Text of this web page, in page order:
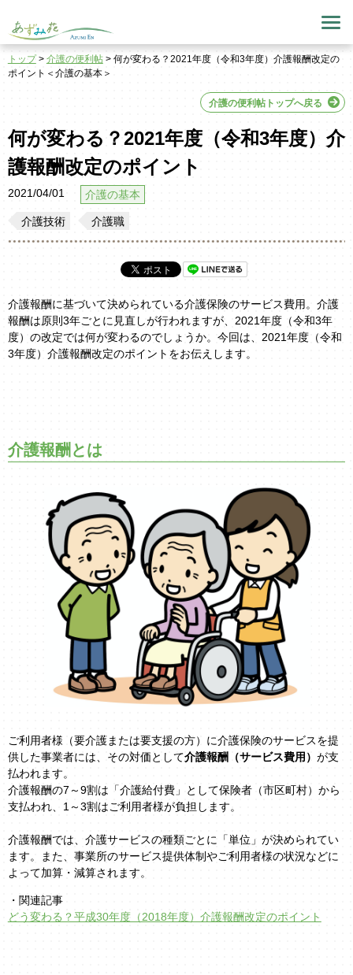
トップ> 介護の便利帖> 何が変わる？2021年度（令和3年度）介護報酬改定の
ポイント＜介護の基本＞
介護の便利帖トップへ戻る
何が変わる？2021年度（令和3年度）介
護報酬改定のポイント
2021/04/01 介護の基本
介護技術 介護職
介護報酬に基づいて決められている介護保険のサービス費用。介護
報酬は原則3年ごとに見直しが行われますが、2021年度（令和3年
度）の改定では何が変わるのでしょうか。今回は、2021年度（令和
3年度）介護報酬改定のポイントをお伝えします。
介護報酬とは
ご利用者様（要介護または要支援の方）に介護保険のサービスを提
供した事業者には、その対価として介護報酬（サービス費用） が支
払われます。
介護報酬の7～9割は「介護給付費」として保険者（市区町村）から
支払われ、1～3割はご利用者様が負担します。
介護報酬では、介護サービスの種類ごとに「単位」が決められてい
ます。また、事業所のサービス提供体制やご利用者様の状況などに
よって加算・減算されます。
・関連記事
どう変わる？平成30年度（2018年度）介護報酬改定のポイント